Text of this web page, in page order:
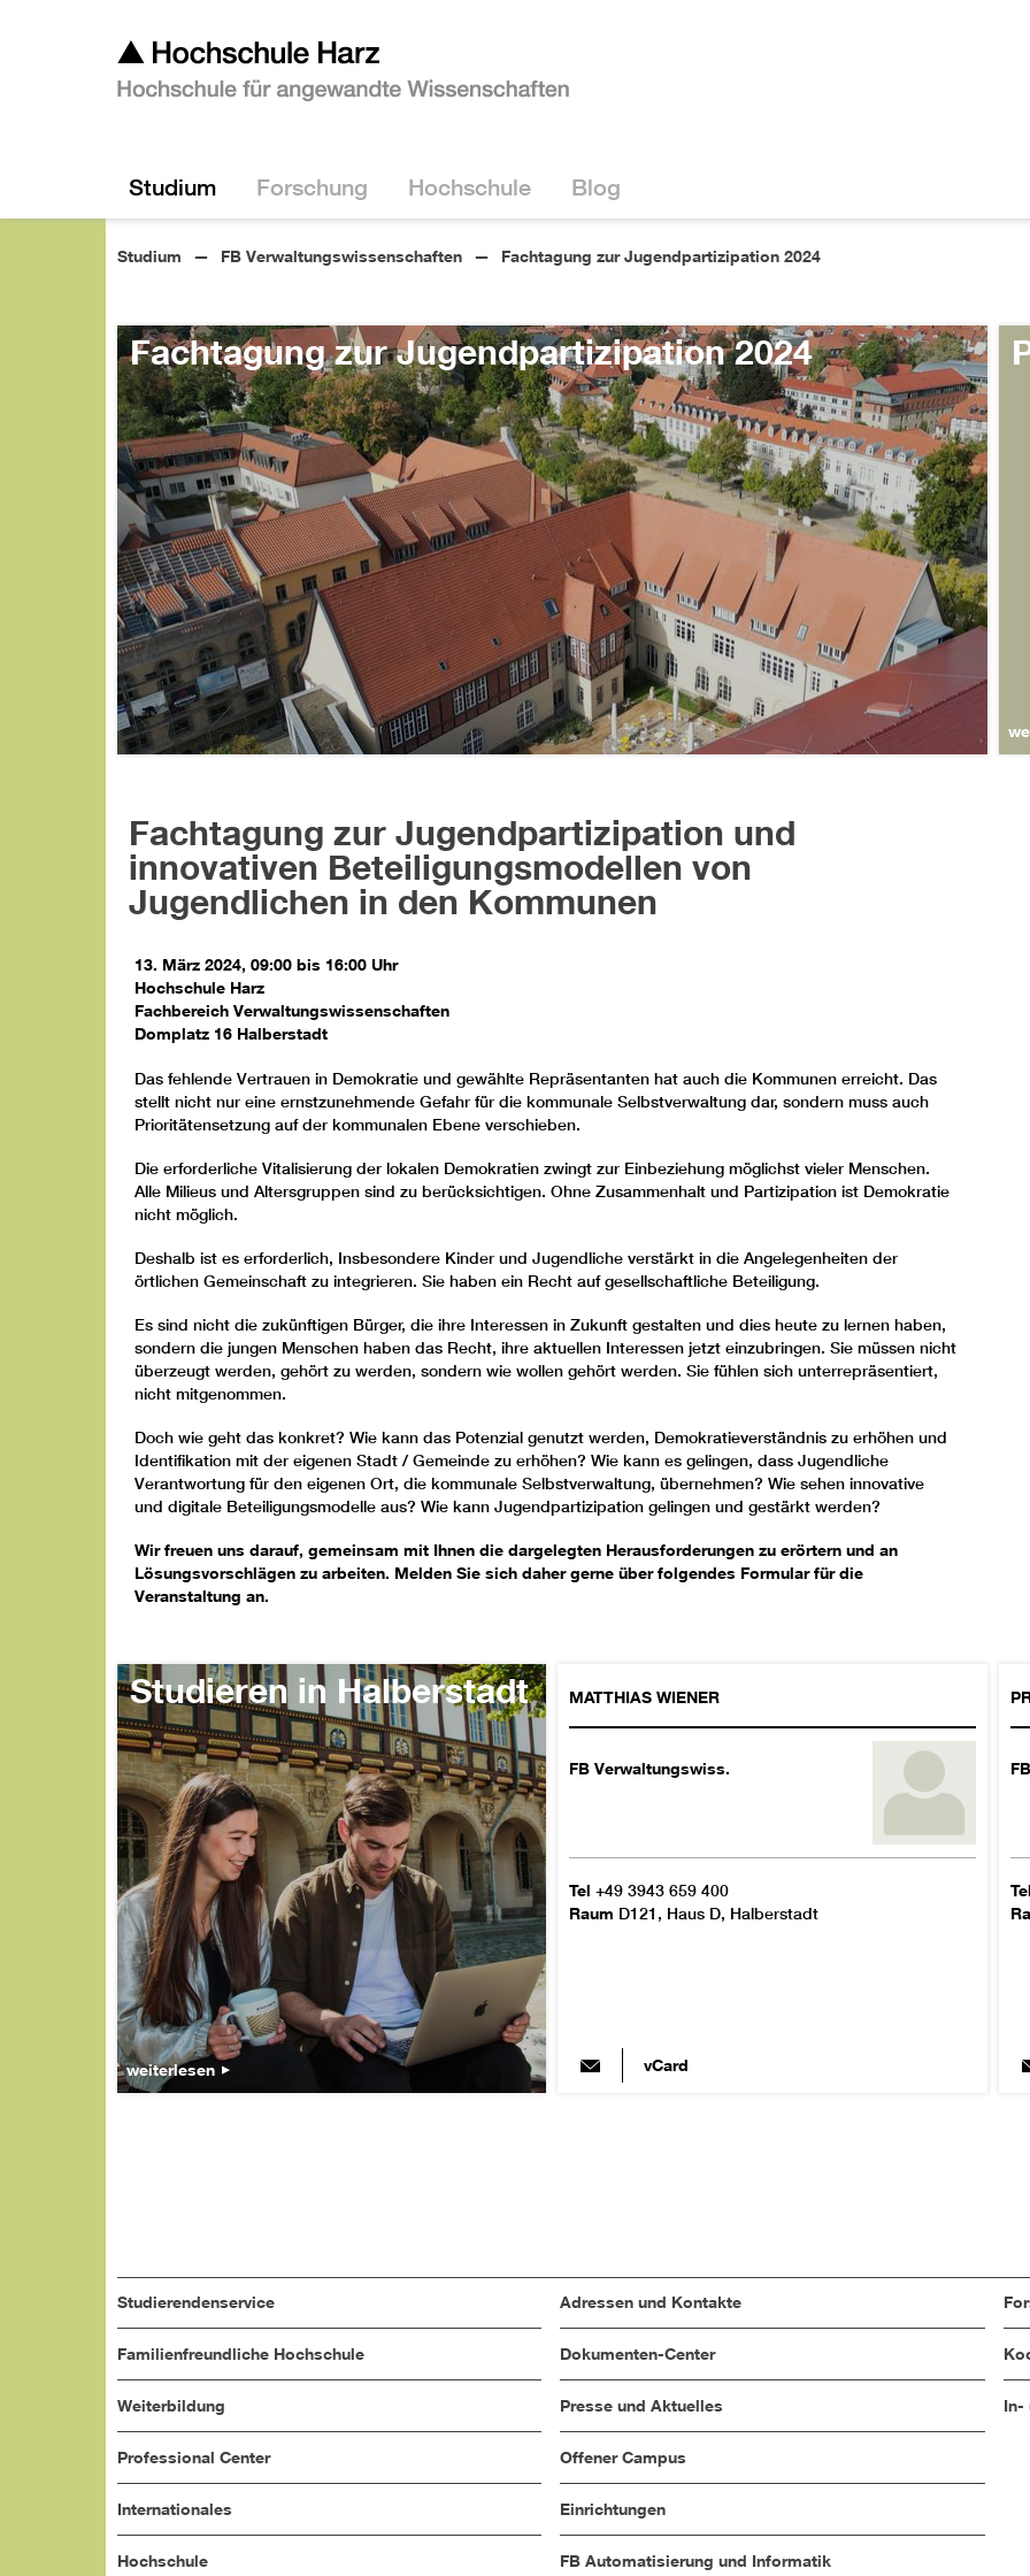
Studium Forschung Hochschule Blog
Studium FB Verwaltungswissenschaften Fachtagung zur Jugendpartizipation 2024
Fachtagung zur Jugendpartizipation 2024
Fachtagung zur Jugendpartizipation und
innovativen Beteiligungsmodellen von
Jugendlichen in den Kommunen
13. März 2024, 09:00 bis 16:00 Uhr
Hochschule Harz
Fachbereich Verwaltungswissenschaften
Domplatz 16 Halberstadt
Das fehlende Vertrauen in Demokratie und gewählte Repräsentanten hat auch die Kommunen erreicht. Das
stellt nicht nur eine ernstzunehmende Gefahr für die kommunale Selbstverwaltung dar, sondern muss auch
Prioritätensetzung auf der kommunalen Ebene verschieben.
Die erforderliche Vitalisierung der lokalen Demokratien zwingt zur Einbeziehung möglichst vieler Menschen.
Alle Milieus und Altersgruppen sind zu berücksichtigen. Ohne Zusammenhalt und Partizipation ist Demokratie
nicht möglich.
Deshalb ist es erforderlich, Insbesondere Kinder und Jugendliche verstärkt in die Angelegenheiten der
örtlichen Gemeinschaft zu integrieren. Sie haben ein Recht auf gesellschaftliche Beteiligung.
Es sind nicht die zukünftigen Bürger, die ihre Interessen in Zukunft gestalten und dies heute zu lernen haben,
sondern die jungen Menschen haben das Recht, ihre aktuellen Interessen jetzt einzubringen. Sie müssen nicht
überzeugt werden, gehört zu werden, sondern wie wollen gehört werden. Sie fühlen sich unterrepräsentiert,
nicht mitgenommen.
Doch wie geht das konkret? Wie kann das Potenzial genutzt werden, Demokratieverständnis zu erhöhen und
Identifikation mit der eigenen Stadt / Gemeinde zu erhöhen? Wie kann es gelingen, dass Jugendliche
Verantwortung für den eigenen Ort, die kommunale Selbstverwaltung, übernehmen? Wie sehen innovative
und digitale Beteiligungsmodelle aus? Wie kann Jugendpartizipation gelingen und gestärkt werden?
Wir freuen uns darauf, gemeinsam mit Ihnen die dargelegten Herausforderungen zu erörtern und an
Lösungsvorschlägen zu arbeiten. Melden Sie sich daher gerne über folgendes Formular für die
Veranstaltung an.
Studieren in Halberstadt
weiterlesen
MATTHIAS WIENER
FB Verwaltungswiss.
Tel+49 3943 659 400
Raum D121, Haus D, Halberstadt
vCard
Tel
Studierendenservice
Familienfreundliche Hochschule
Weiterbildung
Professional Center
Internationales
Hochschule
Adressen und Kontakte
Dokumenten-Center
Presse und Aktuelles
Offener Campus
Einrichtungen
FB Automatisierung und Informatik
In-